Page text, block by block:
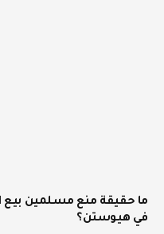
ما حقيقة منع مسلمين بيع
في هيوستن؟